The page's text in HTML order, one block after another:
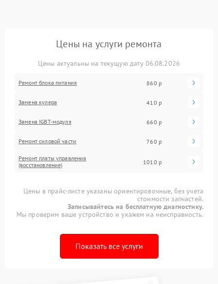
Цены на услуги ремонта
Цены актуальны на текущую дату 06.08.2026
Ремонт блока питания 860 р
Замена кулера 410 р
Замена IGBT-модуля 660 р
Ремонт силовой части 760 р
Ремонт платы управления
(восстановление)
1010 р
Цены в прайс-листе указаны ориентировочные, без учета
стоимости запчастей.
Записывайтесь на бесплатную диагностику.
Мы проверим ваше устройство и укажем на неисправность.
Показать все услуги